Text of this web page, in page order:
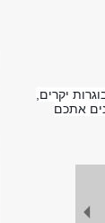
של הפקולטה להנדסה, מאי 2016! בוגרים ובוגרות יקרים,
אתכם